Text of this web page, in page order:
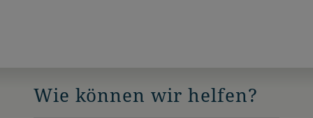
Wie können wir helfen?